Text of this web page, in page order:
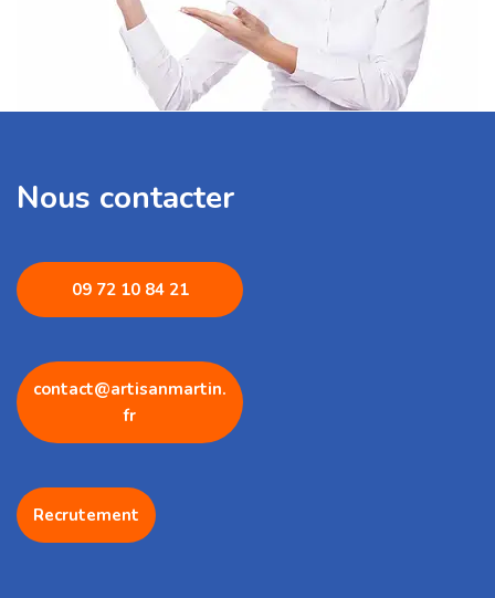
Nous contacter
09 72 10 84 21
contact@artisanmartin.
fr
Recrutement